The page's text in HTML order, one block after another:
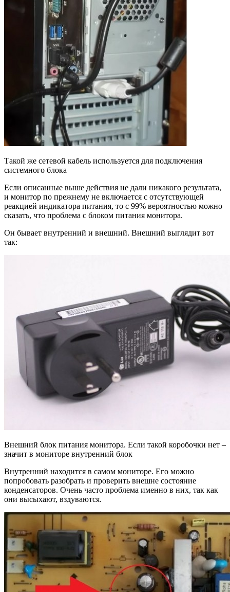
Такой же сетевой кабель используется для подключения
системного блока
Если описанные выше действия не дали никакого результата,
и монитор по прежнему не включается с отсутствующей
реакцией индикатора питания, то с 99% вероятностью можно
сказать, что проблема с блоком питания монитора.
Он бывает внутренний и внешний. Внешний выглядит вот
так:
Внешний блок питания монитора. Если такой коробочки нет –
значит в мониторе внутренний блок
Внутренний находится в самом мониторе. Его можно
попробовать разобрать и проверить внешне состояние
конденсаторов. Очень часто проблема именно в них, так как
они высыхают, вздуваются.